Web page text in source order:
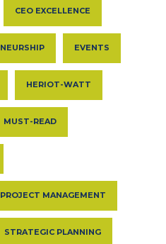
CEO EXCELLENCE
EVENTS
HERIOT-WATT
MUST-READ
PROJECT MANAGEMENT
STRATEGIC PLANNING